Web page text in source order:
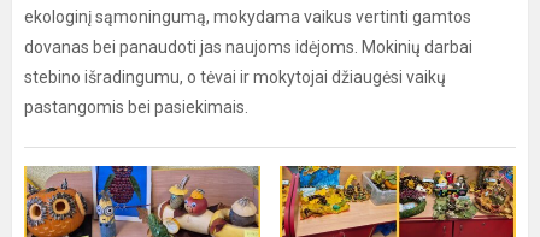
ekologinį sąmoningumą, mokydama vaikus vertinti gamtos
dovanas bei panaudoti jas naujoms idėjoms. Mokinių darbai
stebino išradingumu, o tėvai ir mokytojai džiaugėsi vaikų
pastangomis bei pasiekimais.